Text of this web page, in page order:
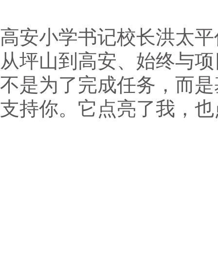
高安小学书记校长洪太
从坪山到高安、始终与
不是为了完成任务，而
支持你。它点亮了我，